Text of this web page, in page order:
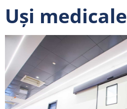
Uși medicale